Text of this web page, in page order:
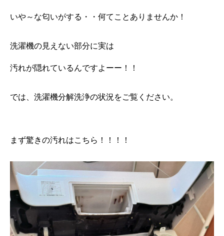
いや～な匂いがする・・何てことありませんか！
洗濯機の見えない部分に実は
汚れが隠れているんですよーー！！
では、洗濯機分解洗浄の状況をご覧ください。
まず驚きの汚れはこちら！！！！